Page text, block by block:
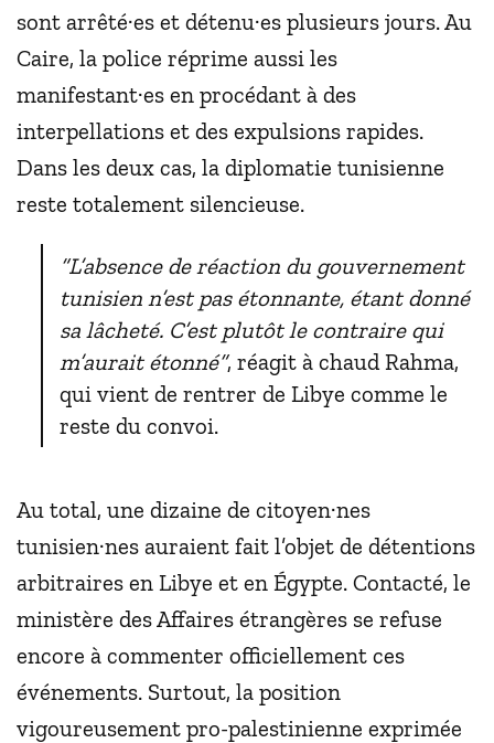
sont arrêté·es et détenu·es plusieurs jours. Au
Caire, la police réprime aussi les
manifestant·es en procédant à des
interpellations et des expulsions rapides.
Dans les deux cas, la diplomatie tunisienne
reste totalement silencieuse.
“L’absence de réaction du gouvernement
tunisien n’est pas étonnante, étant donné
sa lâcheté. C’est plutôt le contraire qui
m’aurait étonné”, réagit à chaud Rahma,
qui vient de rentrer de Libye comme le
reste du convoi.
Au total, une dizaine de citoyen·nes
tunisien·nes auraient fait l’objet de détentions
arbitraires en Libye et en Égypte. Contacté, le
ministère des Affaires étrangères se refuse
encore à commenter officiellement ces
événements. Surtout, la position
vigoureusement pro-palestinienne exprimée